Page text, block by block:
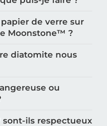
de verre sur
Moonstone™️ ?
diatomite nous
ou
ils respectueux